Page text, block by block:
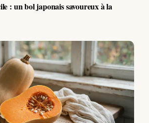
: un bol japonais savoureux à la